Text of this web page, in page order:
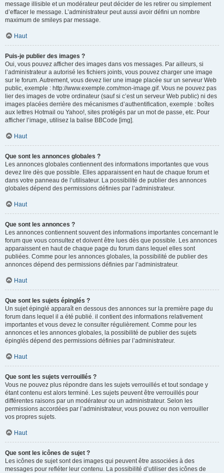
message illisible et un modérateur peut décider de les retirer ou simplement
d’effacer le message. L’administrateur peut aussi avoir défini un nombre
maximum de smileys par message.
Haut
Puis-je publier des images ?
Oui, vous pouvez afficher des images dans vos messages. Par ailleurs, si
l’administrateur a autorisé les fichiers joints, vous pouvez charger une image
sur le forum. Autrement, vous devez lier une image placée sur un serveur Web
public, exemple : http://www.exemple.com/mon-image.gif. Vous ne pouvez pas
lier des images de votre ordinateur (sauf si c’est un serveur Web public) ni des
images placées derrière des mécanismes d’authentification, exemple : boîtes
aux lettres Hotmail ou Yahoo!, sites protégés par un mot de passe, etc. Pour
afficher l’image, utilisez la balise BBCode [img].
Haut
Que sont les annonces globales ?
Les annonces globales contiennent des informations importantes que vous
devez lire dès que possible. Elles apparaissent en haut de chaque forum et
dans votre panneau de l’utilisateur. La possibilité de publier des annonces
globales dépend des permissions définies par l’administrateur.
Haut
Que sont les annonces ?
Les annonces contiennent souvent des informations importantes concernant le
forum que vous consultez et doivent être lues dès que possible. Les annonces
apparaissent en haut de chaque page du forum dans lequel elles sont
publiées. Comme pour les annonces globales, la possibilité de publier des
annonces dépend des permissions définies par l’administrateur.
Haut
Que sont les sujets épinglés ?
Un sujet épinglé apparaît en dessous des annonces sur la première page du
forum dans lequel il a été publié. il contient des informations relativement
importantes et vous devez le consulter régulièrement. Comme pour les
annonces et les annonces globales, la possibilité de publier des sujets
épinglés dépend des permissions définies par l’administrateur.
Haut
Que sont les sujets verrouillés ?
Vous ne pouvez plus répondre dans les sujets verrouillés et tout sondage y
étant contenu est alors terminé. Les sujets peuvent être verrouillés pour
différentes raisons par un modérateur ou un administrateur. Selon les
permissions accordées par l’administrateur, vous pouvez ou non verrouiller
vos propres sujets.
Haut
Que sont les icônes de sujet ?
Les icônes de sujet sont des images qui peuvent être associées à des
messages pour refléter leur contenu. La possibilité d’utiliser des icônes de